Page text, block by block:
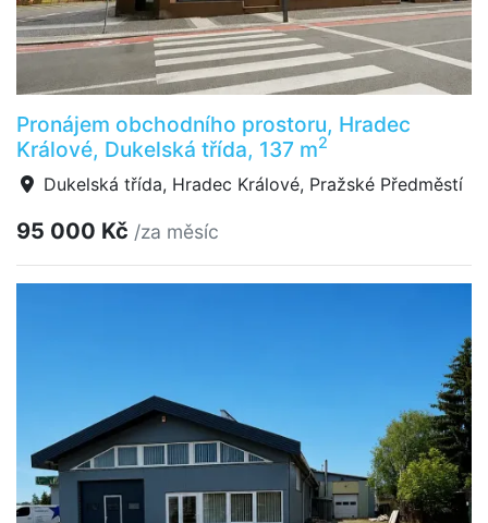
Pronájem obchodního prostoru, Hradec
Králové, Dukelská třída, 137 m2
Dukelská třída, Hradec Králové, Pražské Předměstí
95 000 Kč /za měsíc